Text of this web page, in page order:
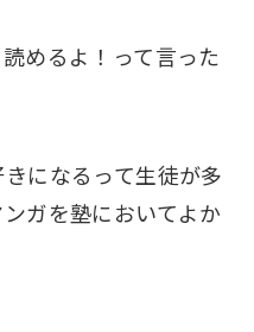
めるよ！って言った
になるって生徒が多
ガを塾においてよか